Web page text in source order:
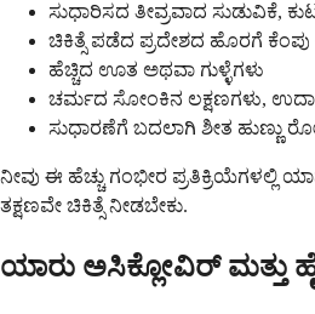
ಸುಧಾರಿಸದ ತೀವ್ರವಾದ ಸುಡುವಿಕೆ,
ಚಿಕಿತ್ಸೆ ಪಡೆದ ಪ್ರದೇಶದ ಹೊರಗೆ ಕೆಂಪು
ಹೆಚ್ಚಿದ ಊತ ಅಥವಾ ಗುಳ್ಳೆಗಳು
ಚರ್ಮದ ಸೋಂಕಿನ ಲಕ್ಷಣಗಳು,
ಸುಧಾರಣೆಗೆ ಬದಲಾಗಿ ಶೀತ ಹುಣ್ಣು
ನೀವು ಈ ಹೆಚ್ಚು ಗಂಭೀರ ಪ್ರತಿಕ್ರಿಯೆಗಳಲ್ಲಿ
ತಕ್ಷಣವೇ ಚಿಕಿತ್ಸೆ ನೀಡಬೇಕು.
ಯಾರು ಅಸಿಕ್ಲೋವಿರ್ ಮತ್ತು